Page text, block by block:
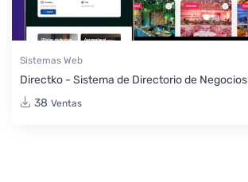
Sistemas Web
Directko - Sistema de Directorio de Negocios
38 Ventas